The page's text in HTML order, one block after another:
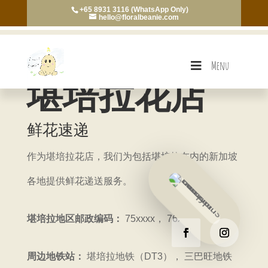
+65 8931 3116 (WhatsApp Only)
hello@floralbeanie.com
Menu
堪培拉花店
鲜花速递
作为堪培拉花店，我们为包括堪培拉在内的新加坡
各地提供鲜花递送服务。
堪培拉地区邮政编码： 75xxxx， 76xxxx
周边地铁站： 堪培拉地铁（DT3）， 三巴旺地铁